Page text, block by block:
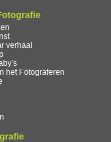
verhaal
het Fotograferen